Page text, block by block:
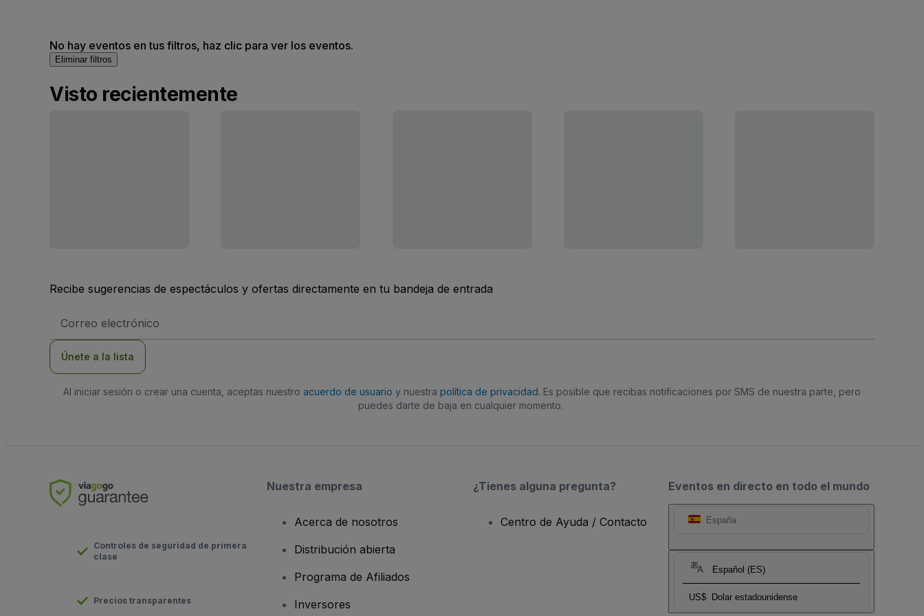
No hay eventos en tus filtros, haz clic para ver los eventos.
Eliminar filtros
Visto recientemente
Recibe sugerencias de espectáculos y ofertas directamente en tu bandeja de entrada
de
Únete a la lista
Al iniciar sesión o crear una cuenta, aceptas nuestro acuerdo de usuario y nuestra política de privacidad. Es posible que recibas notificaciones por SMS de nuestra parte, pero
puedes darte de baja en cualquier momento.
Eventos en directo en todo el mundo
España
Español (ES)
US$ Dolar estadounidense
Controles de seguridad de primera
clase
Precios transparentes
Nuestra empresa
Acerca de nosotros
Distribución abierta
Programa de Afiliados
Inversores
¿Tienes alguna pregunta?
Centro de Ayuda / Contacto